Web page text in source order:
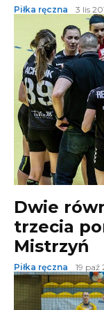
Piłka ręczna 3 lis
Dwie
trzecia
Mistrzyń
Piłka ręczna 19 paź